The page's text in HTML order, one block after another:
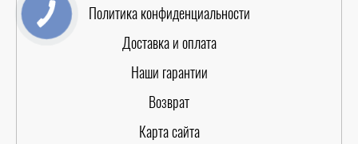
Политика конфиденциальности
Доставка и оплата
Наши гарантии
Возврат
Карта сайта